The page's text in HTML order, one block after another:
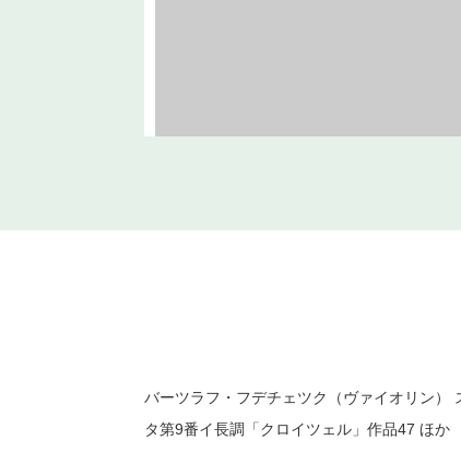
バーツラフ・フデチェツク（ヴァイオリン）
タ第9番イ長調「クロイツェル」作品47 ほか